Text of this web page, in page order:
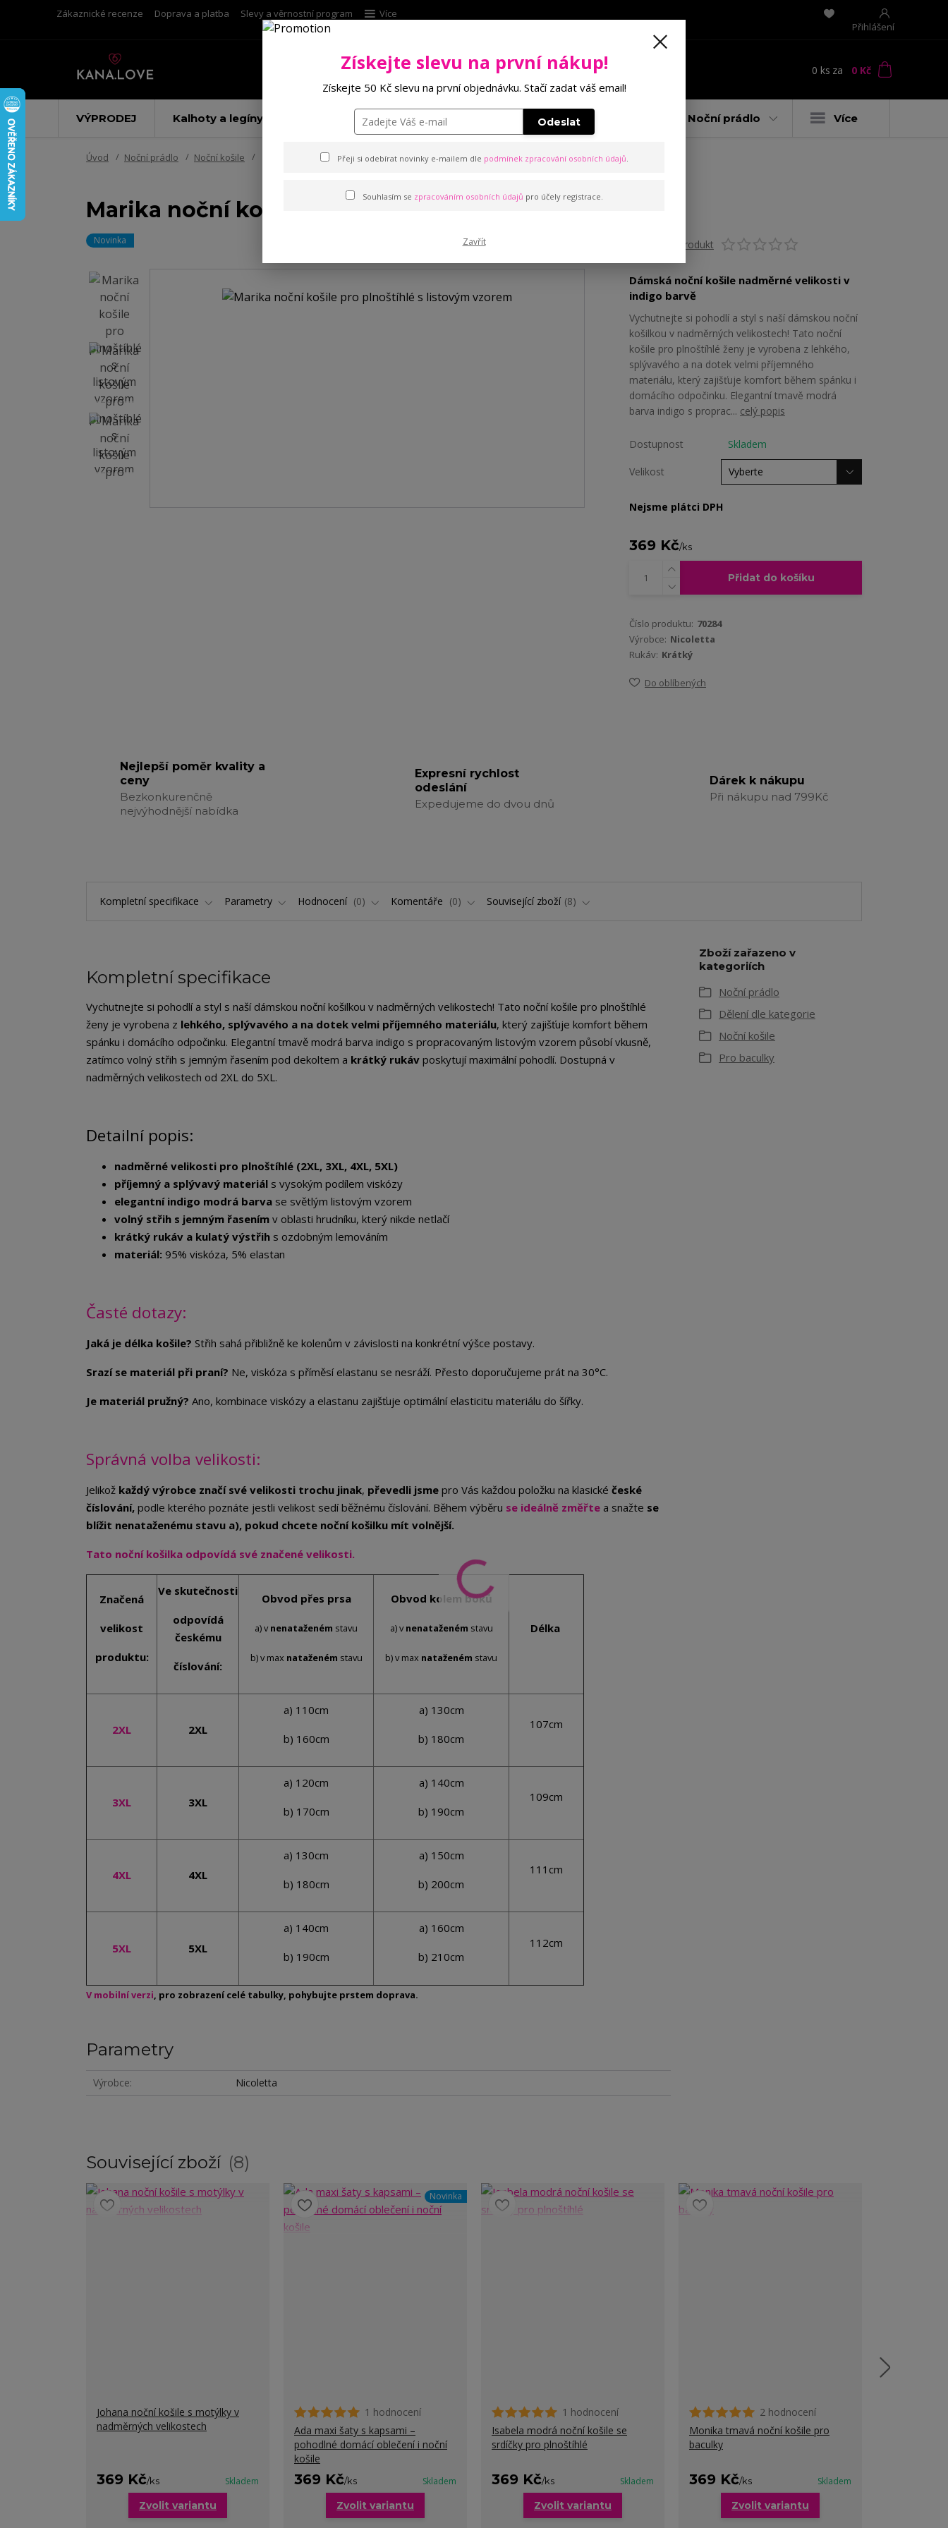
Zákaznické recenze Doprava a platba Slevy a věrnostní program
Více
Přihlášení
Hledat 0 ks za 0 Kč
VÝPRODEJ Kalhoty a legíny Punčochové zboží Podprsenky Noční prádlo Více
Úvod Noční prádlo Noční košile Marika noční košile pro plnoštíhlé s listovým vzorem
Marika noční košile pro plnoštíhlé s listovým vzorem
Novinka Ohodnotit produkt
Dámská noční košile nadměrné velikosti v
indigo barvě
Vychutnejte si pohodlí a styl s naší dámskou noční
košilkou v nadměrných velikostech! Tato noční
košile pro plnoštíhlé ženy je vyrobena z lehkého,
splývavého a na dotek velmi příjemného
materiálu, který zajišťuje komfort během spánku i
domácího odpočinku. Elegantní tmavě modrá
barva indigo s proprac... celý popis
Dostupnost Skladem
Velikost
Nejsme plátci DPH
369 Kč/ks
Přidat do košíku
Číslo produktu: 70284
Výrobce: Nicoletta
Rukáv: Krátký
Do oblíbených
Nejlepší poměr kvality a
ceny
Bezkonkurenčně
nejvýhodnější nabídka
Expresní rychlost
odeslání
Expedujeme do dvou dnů
Dárek k nákupu
Při nákupu nad 799Kč
Kompletní specifikace Parametry Hodnocení 0 Komentáře 0 Související zboží 8
Kompletní specifikace
Vychutnejte si pohodlí a styl s naší dámskou noční košilkou v nadměrných velikostech! Tato noční košile pro plnoštíhlé
ženy je vyrobena z lehkého, splývavého a na dotek velmi příjemného materiálu, který zajišťuje komfort během
spánku i domácího odpočinku. Elegantní tmavě modrá barva indigo s propracovaným listovým vzorem působí vkusně,
zatímco volný střih s jemným řasením pod dekoltem a krátký rukáv poskytují maximální pohodlí. Dostupná v
nadměrných velikostech od 2XL do 5XL.
Detailní popis:
nadměrné velikosti pro plnoštíhlé (2XL, 3XL, 4XL, 5XL)
příjemný a splývavý materiál s vysokým podílem viskózy
elegantní indigo modrá barva se světlým listovým vzorem
volný střih s jemným řasením v oblasti hrudníku, který nikde netlačí
krátký rukáv a kulatý výstřih s ozdobným lemováním
materiál: 95% viskóza, 5% elastan
Časté dotazy:
Jaká je délka košile? Střih sahá přibližně ke kolenům v závislosti na konkrétní výšce postavy.
Srazí se materiál při praní? Ne, viskóza s příměsí elastanu se nesráží. Přesto doporučujeme prát na 30°C.
Je materiál pružný? Ano, kombinace viskózy a elastanu zajišťuje optimální elasticitu materiálu do šířky.
Správná volba velikosti:
Jelikož každý výrobce značí své velikosti trochu jinak, převedli jsme pro Vás každou položku na klasické české
číslování, podle kterého poznáte jestli velikost sedí běžnému číslování. Během výběru se ideálně změřte a snažte se
blížit nenataženému stavu a), pokud chcete noční košilku mít volnější.
Tato noční košilka odpovídá své značené velikosti.
Značená
velikost
produktu:
Ve skutečnosti
odpovídá
českému
číslování:
Obvod přes prsa
a) vnenataženém stavu
b) v max nataženém stavu
Obvod kolem boků
a) vnenataženém stavu
b) v max nataženém stavu
Délka
2XL 2XL
a) 110cm
b) 160cm
a) 130cm
b) 180cm
107cm
3XL 3XL
a) 120cm
b) 170cm
a) 140cm
b) 190cm
109cm
4XL 4XL
a) 130cm
b) 180cm
a) 150cm
b) 200cm
111cm
5XL 5XL
a) 140cm
b) 190cm
a) 160cm
b) 210cm
112cm
V mobilní verzi, pro zobrazení celé tabulky, pohybujte prstem doprava.
Parametry
Výrobce Nicoletta
Zboží zařazeno v
kategoriích
Noční prádlo
Dělení dle kategorie
Noční košile
Pro baculky
Související zboží 8
Johana noční košile s motýlky v
nadměrných velikostech
369 Kč/ks Skladem
Zvolit variantu
Novinka
1 hodnocení
Ada maxi šaty s kapsami –
pohodlné domácí oblečení i noční
košile
369 Kč/ks Skladem
Zvolit variantu
1 hodnocení
Isabela modrá noční košile se
srdíčky pro plnoštíhlé
369 Kč/ks Skladem
Zvolit variantu
2 hodnocení
Monika tmavá noční košile pro
baculky
369 Kč/ks Skladem
Zvolit variantu
Získejte slevu na první nákup!
Získejte 50 Kč slevu na první objednávku. Stačí zadat váš email!
Odeslat
Přeji si odebírat novinky e-mailem dle podmínek zpracování osobních údajů.
Souhlasím se zpracováním osobních údajů pro účely registrace.
Zavřít